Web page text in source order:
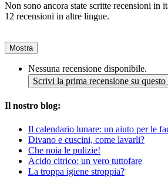
Non sono ancora state scritte recensioni in
12 recensioni in altre lingue.
Mostra
Nessuna recensione disponibile.
Scrivi la prima recensione su
Il nostro blog:
Il calendario lunare: un aiuto per le
Divano e cuscini, come lavarli?
Che noia le pulizie!
Acido citrico: un vero tuttofare
La troppa igiene stroppia?